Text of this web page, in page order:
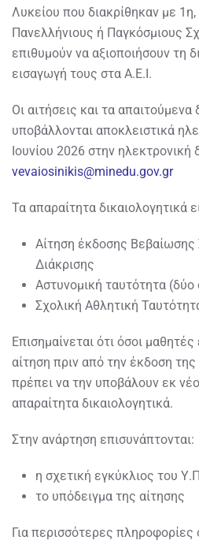
Λυκείου που διακρίθηκαν με
Πανελλήνιους ή Παγκόσμιους
επιθυμούν να αξιοποιήσουν τη
εισαγωγή τους στα Α.Ε.Ι.
Οι αιτήσεις και τα απαιτούμενα
υποβάλλονται αποκλειστικά
Ιουνίου 2026 στην ηλεκτρονική
vevaiosinikis@minedu.gov.gr
Τα απαραίτητα δικαιολογητικά
Αίτηση έκδοσης Βεβαίωσης
Διάκρισης
Αστυνομική ταυτότητα (δύο
Σχολική Αθλητική
Επισημαίνεται ότι όσοι
αίτηση πριν από την έκδοση
πρέπει να την υποβάλουν εκ
απαραίτητα δικαιολογητικά.
Στην ανάρτηση επισυνάπτονται:
η σχετική εγκύκλιος του
το υπόδειγμα της αίτησης
Για περισσότερες πληροφορίες